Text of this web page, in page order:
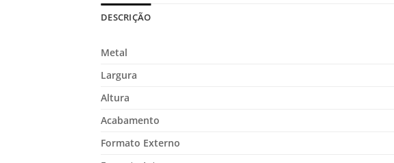
DESCRIÇÃO
Metal
Largura
Altura
Acabamento
Formato Externo